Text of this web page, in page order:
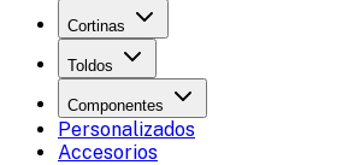
Cortinas
Toldos
Componentes
Personalizados
Accesorios